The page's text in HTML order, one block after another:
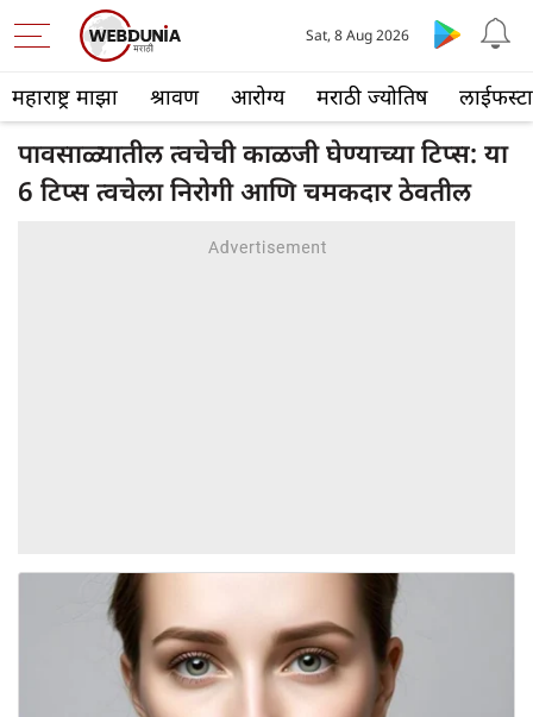
महाराष्ट्र माझा श्रावण आरोग्य मराठी ज्योतिष
Sat, 8 Aug 2026
पावसाळ्यातील त्वचेची काळजी घेण्याच्या टिप्स: या
6 टिप्स त्वचेला निरोगी आणि चमकदार ठेवतील